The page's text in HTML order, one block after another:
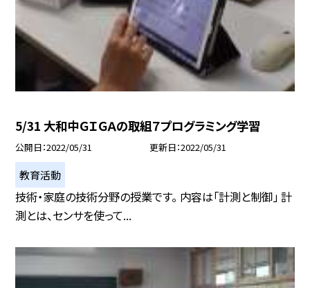
5/31 大和中ＧＩＧＡの取組７プログラミング学習
公開日 2022/05/31 更新日 2022/05/31
教育活動
技術・家庭の技術分野の授業です。 内容は「計測と制御」 計
測とは、センサを使って...